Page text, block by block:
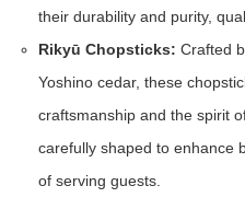
their durability and purity,
Rikyū Chopsticks: Crafted
Yoshino cedar, these
craftsmanship and the spirit
carefully shaped to enhance
of serving guests.